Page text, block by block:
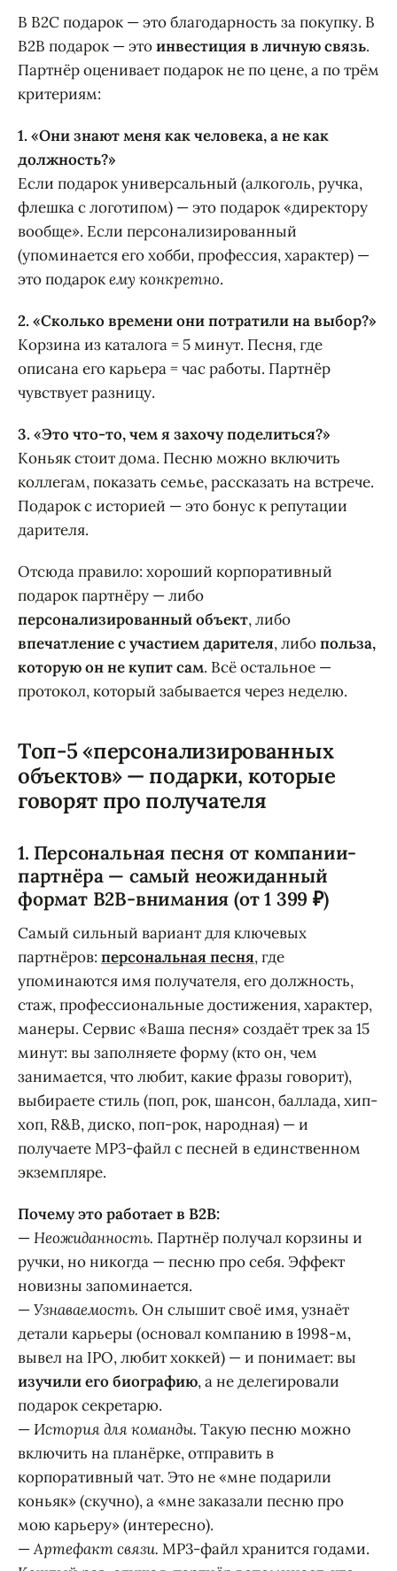
В B2C подарок — это благодарность за покупку. В
B2B подарок — этоинвестиция в личную связь.
Партнёр оценивает подарок не по цене, а по трём
критериям:
1. «Они знают меня как человека, а не как
должность?»
Если подарок универсальный (алкоголь, ручка,
флешка с логотипом) — это подарок «директору
вообще». Если персонализированный
(упоминается его хобби, профессия, характер) —
это подарокему конкретно.
2. «Сколько времени они потратили на выбор?»
Корзина из каталога = 5 минут. Песня, где
описана его карьера = час работы. Партнёр
чувствует разницу.
3. «Это что-то, чем я захочу поделиться?»
Коньяк стоит дома. Песню можно включить
коллегам, показать семье, рассказать на встрече.
Подарок с историей — это бонус к репутации
дарителя.
Отсюда правило: хороший корпоративный
подарок партнёру — либо
персонализированный объект, либо
впечатление с участием дарителя, либопольза,
которую он не купит сам. Всё остальное —
протокол, который забывается через неделю.
Топ-5 «персонализированных
объектов» — подарки, которые
говорят про получателя
1. Персональная песня от компании-
партнёра — самый неожиданный
формат B2B-внимания (от 1 399 ₽)
Самый сильный вариант для ключевых
партнёров: персональная песня, где
упоминаются имя получателя, его должность,
стаж, профессиональные достижения, характер,
манеры. Сервис «Ваша песня» создаёт трек за 15
минут: вы заполняете форму (кто он, чем
занимается, что любит, какие фразы говорит),
выбираете стиль (поп, рок, шансон, баллада, хип-
хоп, R&B, диско, поп-рок, народная) — и
получаете MP3-файл с песней в единственном
экземпляре.
Почему это работает в B2B:
—Неожиданность. Партнёр получал корзины и
ручки, но никогда — песню про себя. Эффект
новизны запоминается.
—Узнаваемость. Он слышит своё имя, узнаёт
детали карьеры (основал компанию в 1998-м,
вывел на IPO, любит хоккей) — и понимает: вы
изучили его биографию, а не делегировали
подарок секретарю.
—История для команды. Такую песню можно
включить на планёрке, отправить в
корпоративный чат. Это не «мне подарили
коньяк» (скучно), а «мне заказали песню про
мою карьеру» (интересно).
—Артефакт связи. MP3-файл хранится годами.